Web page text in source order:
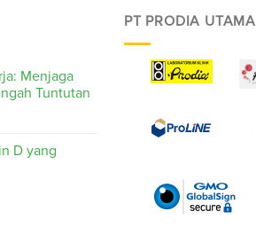
Menjaga
Tuntutan
D yang
PT PRODIA UTAMA